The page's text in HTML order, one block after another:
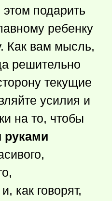
этом подарить
ребенку
Как вам мысль,
решительно
текущие
усилия и
на то, чтобы
руками
как говорят,